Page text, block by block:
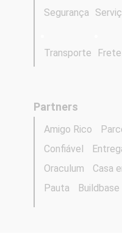
Segurança
Transporte Frete
Partners
Amigo Rico
Confiável
Oraculum
Casa
Pauta
Buildbase